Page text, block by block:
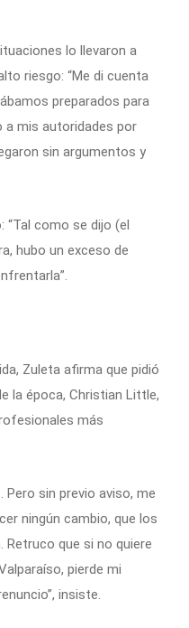
lo llevaron a
riesgo: “Me di cuenta
preparados para
a mis autoridades por
sin argumentos y
“Tal como se dijo (el
hubo un exceso de
Zuleta afirma que pidió
la época, Christian Little,
más
Pero sin previo aviso, me
ningún cambio, que los
Retruco que si no quiere
pierde mi
insiste.